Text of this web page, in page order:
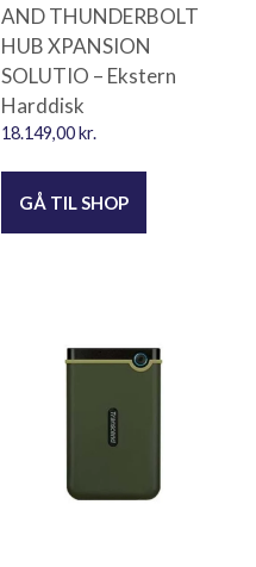
AND THUNDERBOLT
HUB XPANSION
SOLUTIO – Ekstern
Harddisk
18.149,00kr.
GÅ TIL SHOP